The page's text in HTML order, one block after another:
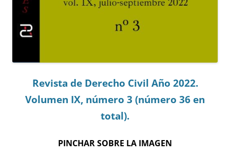
Revista de Derecho Civil Año 2022.
Volumen IX, número 3 (número 36 en
total).
PINCHAR SOBRE LA IMAGEN